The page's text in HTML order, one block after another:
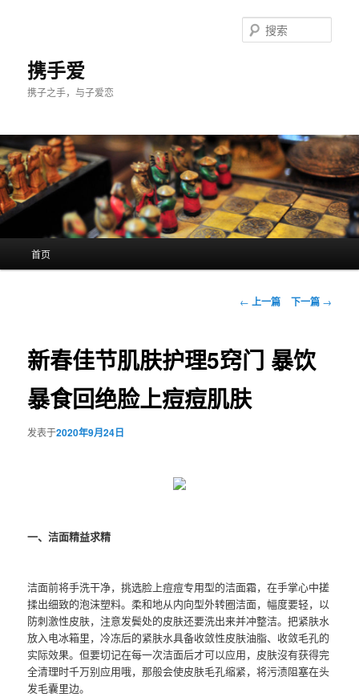
携手爱
携子之手，与子爱恋
索
首页
文
航
← 上一篇 下一篇 →
新春佳节肌肤护理5窍门 暴饮
暴食回绝脸上痘痘肌肤
发表于2020年9月24日
一、洁面精益求精
洁面前将手洗干净，挑选脸上痘痘专用型的洁面霜，在手掌心中搓
揉出细致的泡沫塑料。柔和地从内向型外转圈洁面，幅度要轻，以
防刺激性皮肤，注意发鬓处的皮肤还要洗出来并冲整洁。把紧肤水
放入电冰箱里，冷冻后的紧肤水具备收敛性皮肤油脂、收敛毛孔的
实际效果。但要切记在每一次洁面后才可以应用，皮肤沒有获得完
全清理时千万别应用哦，那般会使皮肤毛孔缩紧，将污渍阻塞在头
发毛囊里边。